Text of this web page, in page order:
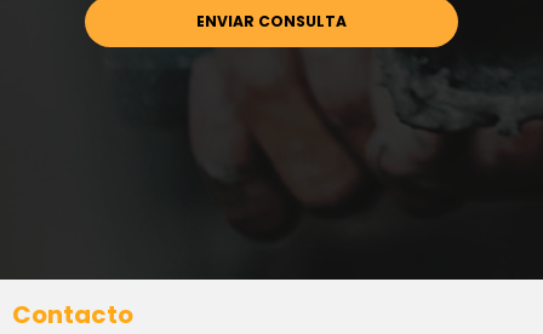
Contacto